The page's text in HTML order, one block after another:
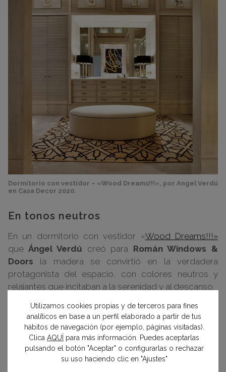
Dormitorio con vestidor – «Wood Dreams!!!», por Angel Verdú
en Casa Decor 2020.
En tonos neutros
En un dormitorio con vestidor «Wood Dreams!!!»
que Ángel Verdú creó para Román Windows &
Doors la madera se convirtió en la verdadera
protagonista del espacio, con colores neutros y
relajantes que incitaban a la serenidad y al descanso.
Separados por unas divisiones de madera, que
servían de expositores de las ventanas, dormitorio y
vestidor se fusionaban por medio de la calidez de
este noble material, además de por los colores y los
textiles de alta calidad perfectamente engamados
Utilizamos cookies propias y de terceros para fines
analíticos en base a un perfil elaborado a partir de tus
hábitos de navegación (por ejemplo, páginas visitadas).
Clica AQUÍ para más información. Puedes aceptarlas
pulsando el botón "Aceptar" o configurarlas o rechazar
su uso haciendo clic en "Ajustes"